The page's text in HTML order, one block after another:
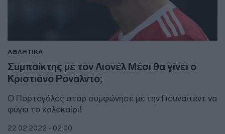
ΑΘΛΗΤΙΚΑ
Συμπαίκτης με τον Λιονέλ Μέσι θα γίνει ο
Κριστιάνο Ρονάλντο;
Ο Πορτογάλος σταρ συμφώνησε με την Γιουνάιτεντ να
φύγει το καλοκαίρι!
22.02.2022 - 02:00